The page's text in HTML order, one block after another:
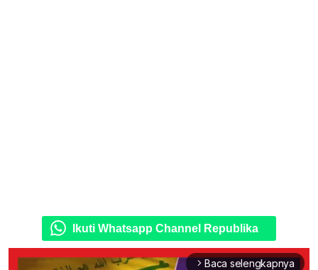
Ikuti Whatsapp Channel Republika
arrow_forward_ios Baca selengkapnya